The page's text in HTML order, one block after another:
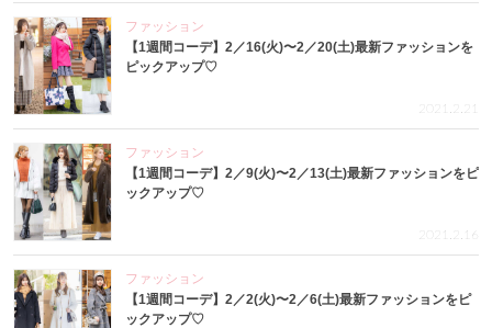
ファッション
【1週間コーデ】2／16(火)〜2／20(土)最新ファッションを
ピックアップ♡
2021.2.21
ファッション
【1週間コーデ】2／9(火)〜2／13(土)最新ファッションをピ
ックアップ♡
2021.2.16
ファッション
【1週間コーデ】2／2(火)〜2／6(土)最新ファッションをピ
ックアップ♡